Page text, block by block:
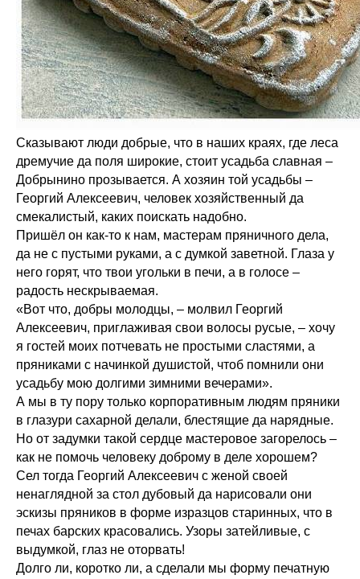
Сказывают люди добрые, что в наших краях, где леса
дремучие да поля широкие, стоит усадьба славная –
Добрынино прозывается. А хозяин той усадьбы –
Георгий Алексеевич, человек хозяйственный да
смекалистый, каких поискать надобно.
Пришёл он как-то к нам, мастерам пряничного дела,
да не с пустыми руками, а с думкой заветной. Глаза у
него горят, что твои угольки в печи, а в голосе –
радость нескрываемая.
«Вот что, добры молодцы, – молвил Георгий
Алексеевич, приглаживая свои волосы русые, – хочу
я гостей моих потчевать не простыми сластями, а
пряниками с начинкой душистой, чтоб помнили они
усадьбу мою долгими зимними вечерами».
А мы в ту пору только корпоративным людям пряники
в глазури сахарной делали, блестящие да нарядные.
Но от задумки такой сердце мастеровое загорелось –
как не помочь человеку доброму в деле хорошем?
Сел тогда Георгий Алексеевич с женой своей
ненаглядной за стол дубовый да нарисовали они
эскизы пряников в форме изразцов старинных, что в
печах барских красовались. Узоры затейливые, с
выдумкой, глаз не оторвать!
Долго ли, коротко ли, а сделали мы форму печатную